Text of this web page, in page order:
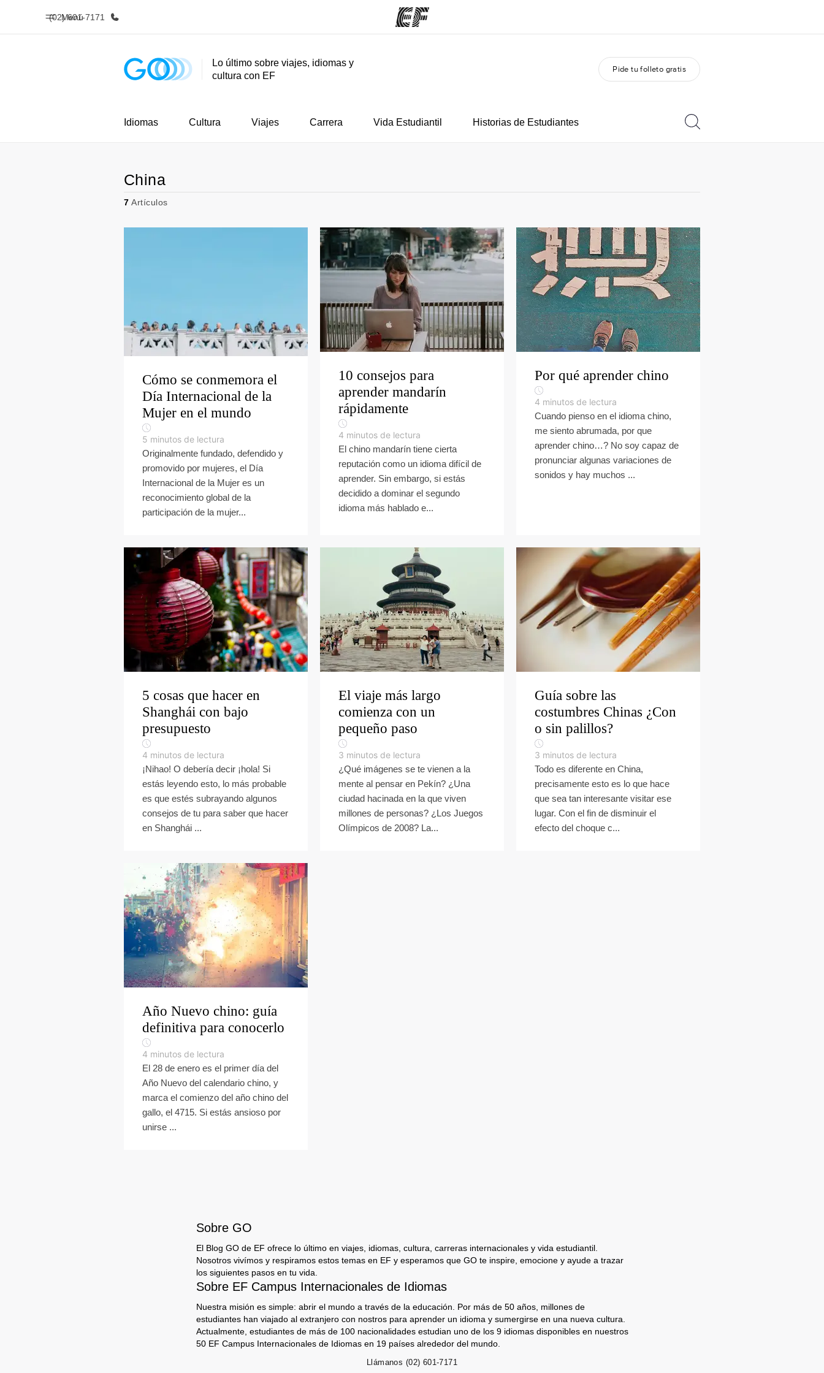
Menú
(02) 601-7171
Inicio Programas Trabajos
Lo último sobre viajes, idiomas y
cultura con EF
Pide tu folleto gratis
Idiomas Cultura Viajes Carrera Vida Estudiantil Historias de Estudiantes
China
7 Artículos
Cómo se conmemora el
Día Internacional de la
Mujer en el mundo
5 minutos de lectura
Originalmente fundado, defendido y
promovido por mujeres, el Día
Internacional de la Mujer es un
reconocimiento global de la
participación de la mujer...
10 consejos para
aprender mandarín
rápidamente
4 minutos de lectura
El chino mandarín tiene cierta
reputación como un idioma difícil de
aprender. Sin embargo, si estás
decidido a dominar el segundo
idioma más hablado e...
Por qué aprender chino
4 minutos de lectura
Cuando pienso en el idioma chino,
me siento abrumada, por que
aprender chino…? No soy capaz de
pronunciar algunas variaciones de
sonidos y hay muchos ...
5 cosas que hacer en
Shanghái con bajo
presupuesto
4 minutos de lectura
¡Nihao! O debería decir ¡hola! Si
estás leyendo esto, lo más probable
es que estés subrayando algunos
consejos de tu para saber que hacer
en Shanghái ...
El viaje más largo
comienza con un
pequeño paso
3 minutos de lectura
¿Qué imágenes se te vienen a la
mente al pensar en Pekín? ¿Una
ciudad hacinada en la que viven
millones de personas? ¿Los Juegos
Olímpicos de 2008? La...
Guía sobre las
costumbres Chinas ¿Con
o sin palillos?
3 minutos de lectura
Todo es diferente en China,
precisamente esto es lo que hace
que sea tan interesante visitar ese
lugar. Con el fin de disminuir el
efecto del choque c...
Año Nuevo chino: guía
definitiva para conocerlo
4 minutos de lectura
El 28 de enero es el primer día del
Año Nuevo del calendario chino, y
marca el comienzo del año chino del
gallo, el 4715. Si estás ansioso por
unirse ...
Sobre GO
El Blog GO de EF ofrece lo último en viajes, idiomas, cultura, carreras internacionales y vida estudiantil.
Nosotros vivímos y respiramos estos temas en EF y esperamos que GO te inspire, emocione y ayude a trazar
los siguientes pasos en tu vida.
Sobre EF Campus Internacionales de Idiomas
Nuestra misión es simple: abrir el mundo a través de la educación. Por más de 50 años, millones de
estudiantes han viajado al extranjero con nostros para aprender un idioma y sumergirse en una nueva cultura.
Actualmente, estudiantes de más de 100 nacionalidades estudian uno de los 9 idiomas disponibles en nuestros
50 EF Campus Internacionales de Idiomas en 19 países alrededor del mundo.
Llámanos (02) 601-7171